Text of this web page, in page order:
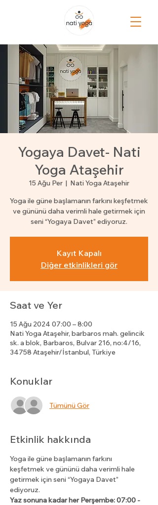
Yogaya Davet- Nati
Yoga Ataşehir
15 Ağu Per
  |
Nati Yoga Ataşehir
Yoga ile güne başlamanın farkını keşfetmek
ve gününü daha verimli hale getirmek için
seni “Yogaya Davet” ediyoruz.
Kayıt Kapalı
Diğer etkinlikleri gör
Saat ve Yer
15 Ağu 2024 07:00 – 8:00
Nati Yoga Ataşehir, barbaros mah. gelincik
sk. a blok, Barbaros, Bulvar 216, no:4/16,
34758 Ataşehir/İstanbul, Türkiye
Konuklar
Tümünü Gör
Etkinlik hakkında
Yoga ile güne başlamanın farkını
keşfetmek ve gününü daha verimli hale
getirmek için seni “Yogaya Davet”
ediyoruz.
Yaz sonuna kadar her Perşembe: 07:00 -